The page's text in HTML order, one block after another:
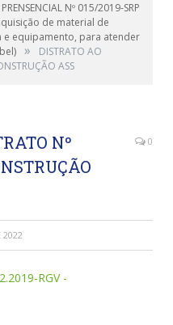
Nº 015/2019-SRP
de material de
equipamento, para atender
»
DISTRATO AO
ASS
Nº
0
2022
RGV -